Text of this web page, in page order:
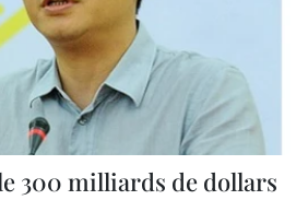
300 milliards de dollars